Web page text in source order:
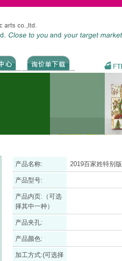
产品名称: 2019百家姓特别版
产品型号:
产品内页:（可选
择其中一种）
产品夹孔:
产品颜色:
加工方式:(可选择